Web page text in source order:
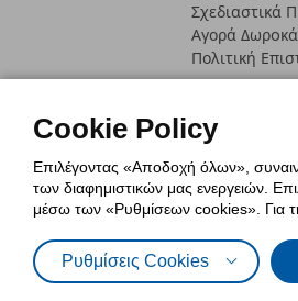
Σχεδιαστικά
Αγορά
Πολιτική
Cookie Policy
Επιλέγοντας «Αποδοχή όλων»,
των διαφημιστικών μας ενεργειών.
μέσω των «Ρυθμίσεων cookies». Για
Ρυθμίσεις Cookies